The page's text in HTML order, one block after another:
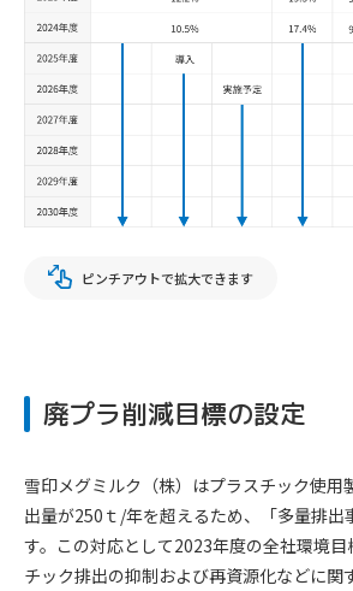
ピンチアウトで拡大できます
廃プラ削減目標の設定
雪印メグミルク（株）はプラスチック使用
出量が250ｔ/年を超えるため、「多量排出
す。この対応として2023年度の全社環境目
チック排出の抑制および再資源化などに関